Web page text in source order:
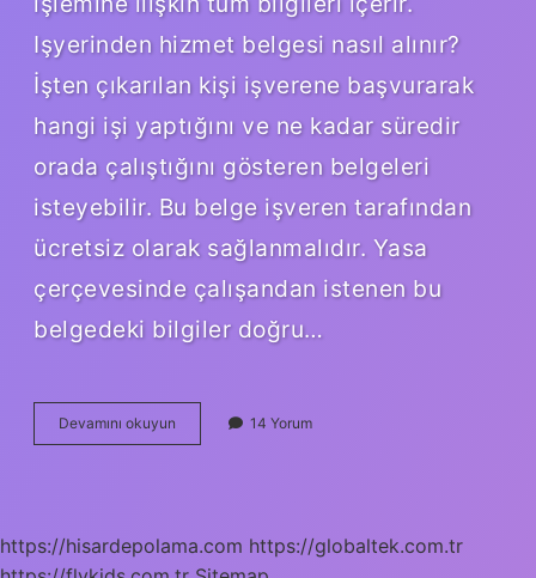
Işyerinden hizmet belgesi nasıl alınır?
İşten çıkarılan kişi işverene başvurarak
hangi işi yaptığını ve ne kadar süredir
orada çalıştığını gösteren belgeleri
isteyebilir. Bu belge işveren tarafından
ücretsiz olarak sağlanmalıdır. Yasa
çerçevesinde çalışandan istenen bu
belgedeki bilgiler doğru…
Devamını okuyun
Devletten
14 Yorum
https://hisardepolama.com https://globaltek.com.tr